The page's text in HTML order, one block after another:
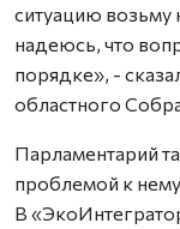
ситуацию возьму
надеюсь, что
порядке», -
областного
Парламентарий
проблемой к
В